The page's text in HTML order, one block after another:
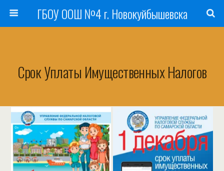
ГБОУ ООШ №4 г. Новокуйбышевска
Срок Уплаты Имущественных Налогов